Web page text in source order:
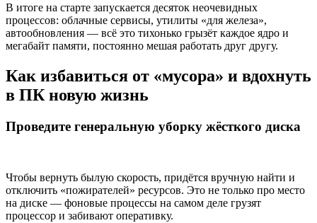
В итоге на старте запускается десяток неочевидных
процессов: облачные сервисы, утилиты «для железа»,
автообновления — всё это тихонько грызёт каждое ядро и
мегабайт памяти, постоянно мешая работать друг другу.
Как избавиться от «мусора» и вдохнуть
в ПК новую жизнь
Проведите генеральную уборку жёсткого диска
Чтобы вернуть былую скорость, придётся вручную найти и
отключить «пожирателей» ресурсов. Это не только про место
на диске — фоновые процессы на самом деле грузят
процессор и забивают оперативку.